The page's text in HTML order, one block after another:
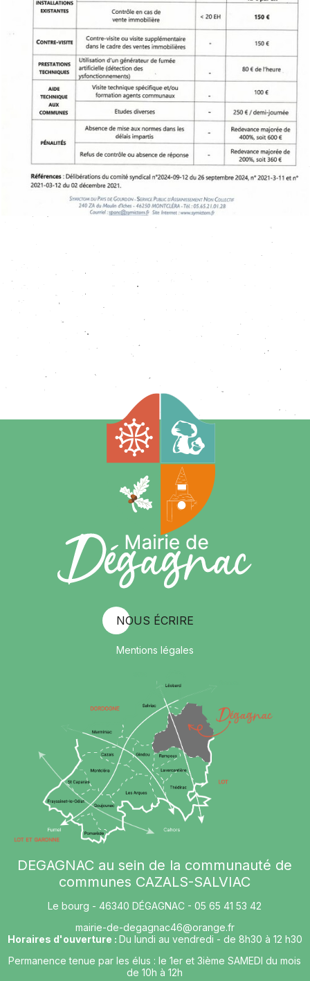
NOUS ÉCRIRE
Mentions légales
DEGAGNAC au sein de la communauté de
communes CAZALS-SALVIAC
Le bourg - 46340 DÉGAGNAC - 05 65 41 53 42
mairie-de-degagnac46@orange.fr
Horaires d'ouverture : Du lundi au vendredi - de 8h30 à 12 h30
Permanence tenue par les élus : le 1er et 3ième SAMEDI du mois
de 10h à 12h